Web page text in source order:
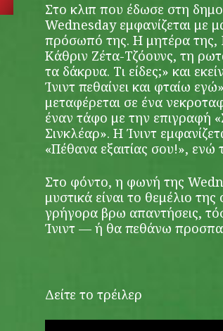
Στο κλιπ που έδωσε στη
Wednesday εμφανίζεται με
πρόσωπό της. Η μητέρα της,
Κάθριν Ζέτα-Τζόουνς, τη
τα δάκρυα. Τι είδες;» και
Ίνιντ πεθαίνει και φταίω
μεταφέρεται σε ένα
έναν τάφο με την επιγραφή
Σινκλέαρ». Η Ίνιντ
«Πέθανα εξαιτίας σου!», ενώ
Στο φόντο, η φωνή της
μυστικά είναι το θεμέλιο
γρήγορα βρω απαντήσεις,
Ίνιντ — ή θα πεθάνω
Δείτε το τρέιλερ